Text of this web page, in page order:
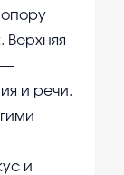
опору
Верхняя
—
и речи.
и